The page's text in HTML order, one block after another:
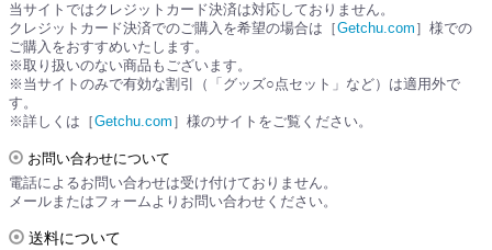
当サイトではクレジットカード決済は対応しておりません。
クレジットカード決済でのご購入を希望の場合は［Getchu.com ］様での
ご購入をおすすめいたします。
※取り扱いのない商品もございます。
※当サイトのみで有効な割引（「グッズ○点セット」など）は適用外で
す。
※詳しくは［Getchu.com ］様のサイトをご覧ください。
お問い合わせについて
電話によるお問い合わせは受け付けておりません。
メールまたはフォームよりお問い合わせください。
送料について